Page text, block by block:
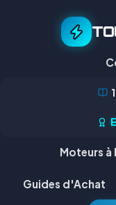
Moteurs à
Guides d'Achat